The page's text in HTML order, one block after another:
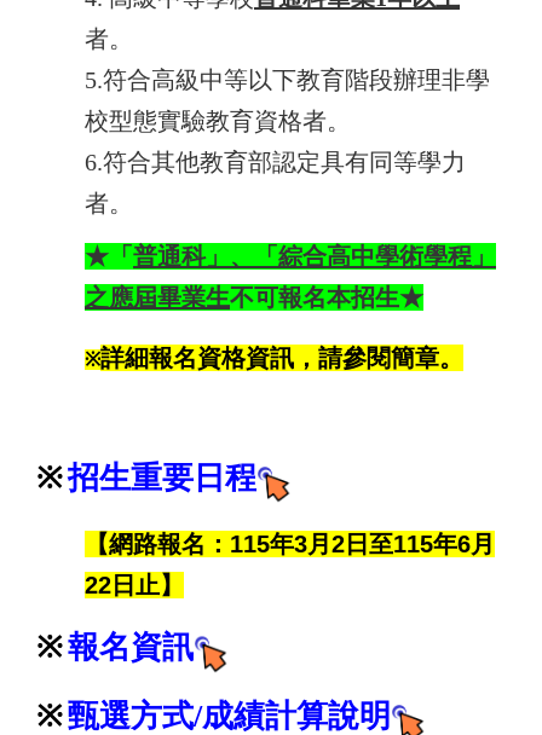
者。
5.符合高級中等以下教育階段辦理非學
校型態實驗教育資格者。
6.符合其他教育部認定具有同等學力
者。
★「普通科」、「綜合高中學術學程」
之應屆畢業生不可報名本招生★
※詳細報名資格資訊，請參閱簡章。
※招生重要日程
【網路報名：115年3月2日至115年6月
22日止】
※報名資訊
※甄選方式/成績計算說明